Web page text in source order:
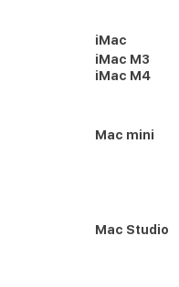
iMac
iMac M3
iMac M4
Mac mini
Mac Studio